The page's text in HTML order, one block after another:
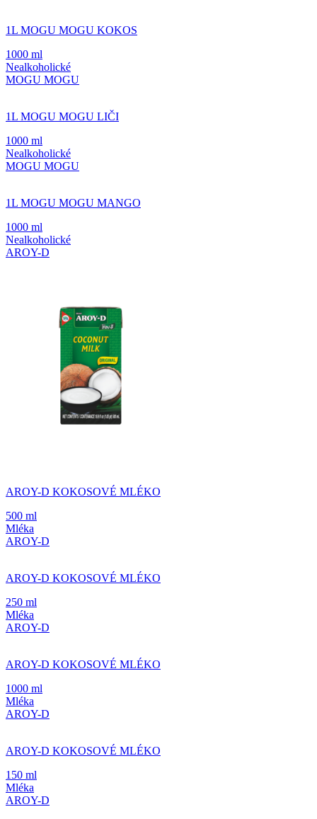
1L MOGU MOGU KOKOS
1000 ml
Nealkoholické
MOGU MOGU
1L MOGU MOGU LIČI
1000 ml
Nealkoholické
MOGU MOGU
1L MOGU MOGU MANGO
1000 ml
Nealkoholické
AROY-D
AROY-D KOKOSOVÉ MLÉKO
500 ml
Mléka
AROY-D
AROY-D KOKOSOVÉ MLÉKO
250 ml
Mléka
AROY-D
AROY-D KOKOSOVÉ MLÉKO
1000 ml
Mléka
AROY-D
AROY-D KOKOSOVÉ MLÉKO
150 ml
Mléka
AROY-D